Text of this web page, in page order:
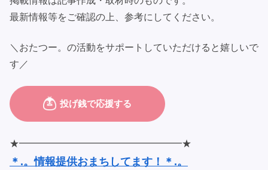
最新情報等をご確認の上、参考にしてください。
＼おたつー。の活動をサポートしていただけると嬉しいで
す／
★━━━━━━━━━━━━━━━━━★
＊.。情報提供おまちしてます！＊.。